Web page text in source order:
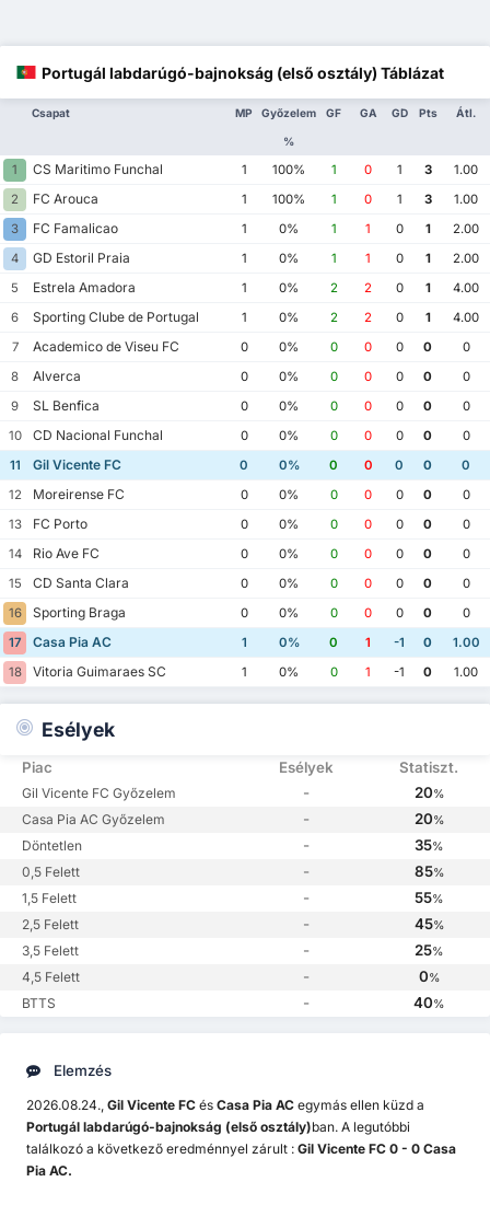
Portugál labdarúgó-bajnokság (első osztály) Táblázat
Csapat MP Győzelem
%
GF GA GD Pts Átl.
1 CS Maritimo Funchal 1 100% 1 0 1 3
1.00
2
FC Arouca 1 100% 1 0 1 3
1.00
3
FC Famalicao 1 0% 1 1 0 1
2.00
4
GD Estoril Praia 1 0% 1 1 0 1
2.00
5
Estrela Amadora 1 0% 2 2 0 1
4.00
6
Sporting Clube de Portugal 1 0% 2 2 0 1
4.00
7
Academico de Viseu FC 0 0% 0 0 0 0
0
8
Alverca 0 0% 0 0 0 0
0
9
SL Benfica 0 0% 0 0 0 0
0
10
CD Nacional Funchal 0 0% 0 0 0 0
0
11
Gil Vicente FC 0 0% 0 0 0 0
0
12
Moreirense FC 0 0% 0 0 0 0
0
13
FC Porto 0 0% 0 0 0 0
0
14
Rio Ave FC 0 0% 0 0 0 0
0
15
CD Santa Clara 0 0% 0 0 0 0
0
16
Sporting Braga 0 0% 0 0 0 0
0
17
Casa Pia AC 1 0% 0 1 -1 0
1.00
18
Vitoria Guimaraes SC 1 0% 0 1 -1 0 1.00
Esélyek
Piac Esélyek Statiszt.
Gil Vicente FC Győzelem - 20%
Casa Pia AC Győzelem - 20%
Döntetlen - 35%
0,5 Felett - 85%
1,5 Felett - 55%
2,5 Felett - 45%
3,5 Felett - 25%
4,5 Felett - 0%
BTTS - 40%
Elemzés
2026.08.24., Gil Vicente FC és Casa Pia AC egymás ellen küzd a
Portugál labdarúgó-bajnokság (első osztály)ban. A legutóbbi
találkozó a következő eredménnyel zárult : Gil Vicente FC 0 - 0 Casa
Pia AC.